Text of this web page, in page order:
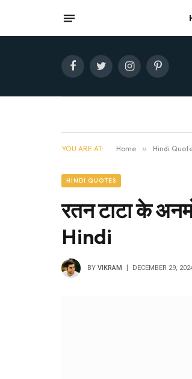
FacebookTwitterInstagramPinterest
YOU ARE AT: Home » Hindi
HINDI QUOTES
रतन टाटा के
Hindi
BY VIKRAM DECEMBER 29,